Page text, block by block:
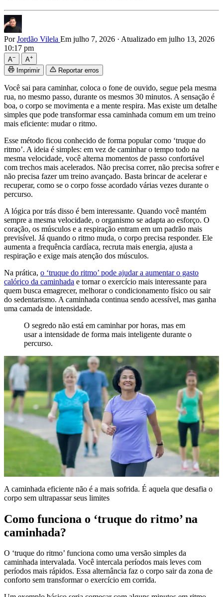
PorJordão Vilela Em julho 7, 2026 · Atualizado em julho 13, 2026
10:17 pm
A− A+
Imprimir Reportar erros
Você sai para caminhar, coloca o fone de ouvido, segue pela mesma
rua, no mesmo passo, durante os mesmos 30 minutos. A sensação é
boa, o corpo se movimenta e a mente respira. Mas existe um detalhe
simples que pode transformar essa caminhada comum em um treino
mais eficiente: mudar o ritmo.
Esse método ficou conhecido de forma popular como ‘truque do
ritmo’. A ideia é simples: em vez de caminhar o tempo todo na
mesma velocidade, você alterna momentos de passo confortável
com trechos mais acelerados. Não precisa correr, não precisa sofrer e
não precisa fazer um treino avançado. Basta brincar de acelerar e
recuperar, como se o corpo fosse acordado várias vezes durante o
percurso.
A lógica por trás disso é bem interessante. Quando você mantém
sempre a mesma velocidade, o organismo se adapta ao esforço. O
coração, os músculos e a respiração entram em um padrão mais
previsível. Já quando o ritmo muda, o corpo precisa responder. Ele
aumenta a frequência cardíaca, recruta mais energia, ajusta a
respiração e exige mais atenção dos músculos.
Na prática, o ‘truque do ritmo’ pode ajudar a aumentar o gasto
calórico da caminhada e tornar o exercício mais interessante para
quem busca emagrecer, melhorar o condicionamento físico ou sair
do sedentarismo. A caminhada continua sendo acessível, mas ganha
uma camada de intensidade.
O segredo não está em caminhar por horas, mas em
usar a intensidade de forma mais inteligente durante o
percurso.
A caminhada eficiente não é a mais sofrida. É aquela que desafia o
corpo sem ultrapassar seus limites
Como funciona o ‘truque do ritmo’ na
caminhada?
O ‘truque do ritmo’ funciona como uma versão simples da
caminhada intervalada. Você intercala períodos mais leves com
períodos mais rápidos. Essa alternância faz o corpo sair da zona de
conforto sem transformar o exercício em corrida.